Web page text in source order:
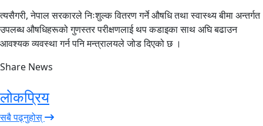
त्यसैगरी, नेपाल सरकारले निःशुल्क वितरण गर्ने औषधि तथा स्वास्थ्य बीमा अन्तर्गत
उपलब्ध औषधिहरूको गुणस्तर परीक्षणलाई थप कडाइका साथ अघि बढाउन
आवश्यक व्यवस्था गर्न पनि मन्त्रालयले जोड दिएको छ ।
Share News
लोकप्रिय
सबै पढ्नुहोस्